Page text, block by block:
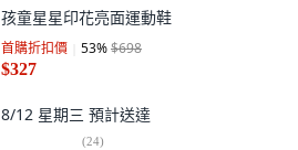
孩童星星印花亮面運動鞋
首購折扣價 53%$698
$327
8/12 星期三 預計送達
(24)